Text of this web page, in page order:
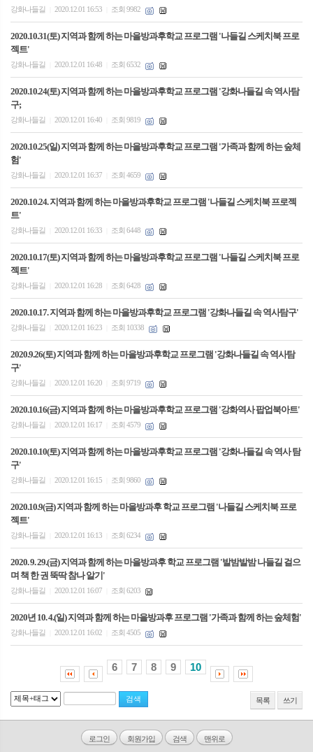
강화나들길 2020.12.01 16:53 조회 9982
2020.10.31(토) 지역과 함께 하는 마을방과후학교 프로그램 '나들길 스케치북 프로
젝트'
강화나들길 2020.12.01 16:48 조회 6532
2020.10.24(토) 지역과 함께 하는 마을방과후학교 프로그램 '강화나들길 속 역사탐
구;
강화나들길 2020.12.01 16:40 조회 9819
2020.10.25(일) 지역과 함께 하는 마을방과후학교 프로그램 '가족과 함께 하는 숲체
험'
강화나들길 2020.12.01 16:37 조회 4659
2020.10.24. 지역과 함께 하는 마을방과후학교 프로그램 '나들길 스케치북 프로젝
트'
강화나들길 2020.12.01 16:33 조회 6448
2020.10.17(토) 지역과 함께 하는 마을방과후학교 프로그램 '나들길 스케치북 프로
젝트'
강화나들길 2020.12.01 16:28 조회 6428
2020.10.17. 지역과 함께 하는 마을방과후학교 프로그램 '강화나들길 속 역사탐구'
강화나들길 2020.12.01 16:23 조회 10338
2020.9.26(토) 지역과 함께 하는 마을방과후학교 프로그램 '강화나들길 속 역사탐
구'
강화나들길 2020.12.01 16:20 조회 9719
2020.10.16(금) 지역과 함께 하는 마을방과후학교 프로그램 '강화역사 팝업북아트'
강화나들길 2020.12.01 16:17 조회 4579
2020.10.10(토) 지역과 함께 하는 마을방과후학교 프로그램 '강화나들길 속 역사 탐
구'
강화나들길 2020.12.01 16:15 조회 9860
2020.10.9(금) 지역과 함께 하는 마을방과후 학교 프로그램 '나들길 스케치북 프로
젝트'
강화나들길 2020.12.01 16:13 조회 6234
2020. 9. 29.(금) 지역과 함께 하는 마을방과후 학교 프로그램 '발밤발밤 나들길 걸으
며 책 한 권 뚝딱 참나 알기'
강화나들길 2020.12.01 16:07 조회 6203
2020년 10. 4.(일) 지역과 함께 하는 마을방과후 프로그램 '가족과 함께 하는 숲체험'
강화나들길 2020.12.01 16:02 조회 4505
6 7 8 9 10
목록 쓰기
로그인 회원가입 검색 맨위로